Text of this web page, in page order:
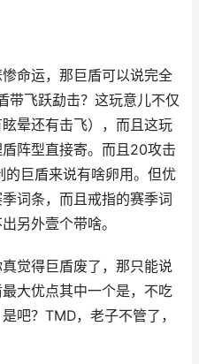
命运，那巨盾可以说完全
带飞跃勐击？这玩意儿不仅
晕还有击飞），而且这玩
阵型直接寄。而且20攻击
巨盾来说有啥卵用。但优
词条，而且戒指的赛季词
另外壹个带啥。
觉得巨盾废了，那只能说
大优点其中一个是，不吃
吧？TMD，老子不管了，